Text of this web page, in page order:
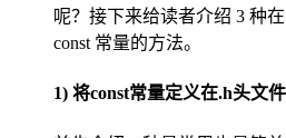
呢？接下来给读者介绍 3 种
const 常量的方法。
1) 将const常量定义在.h头文